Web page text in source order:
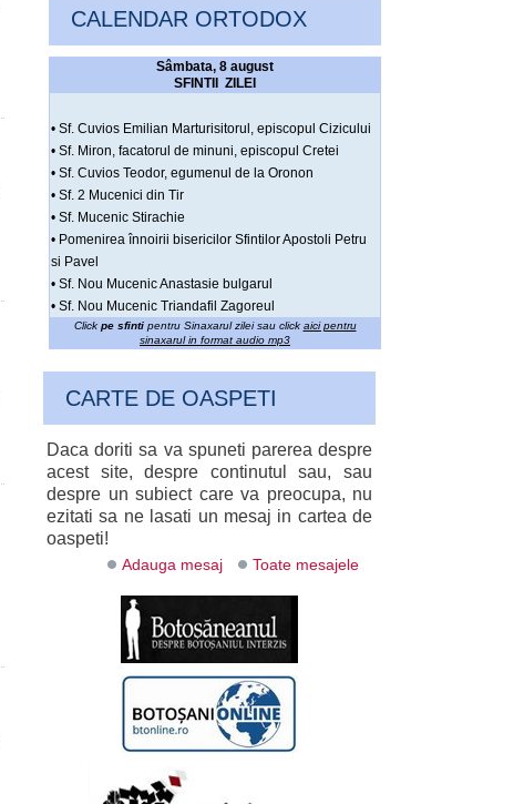
CALENDAR ORTODOX
Sâmbata, 8 august
SFINTII ZILEI
• Sf. Cuvios Emilian Marturisitorul, episcopul Cizicului
• Sf. Miron, facatorul de minuni, episcopul Cretei
• Sf. Cuvios Teodor, egumenul de la Oronon
• Sf. 2 Mucenici din Tir
• Sf. Mucenic Stirachie
• Pomenirea înnoirii bisericilor Sfintilor Apostoli Petru
si Pavel
• Sf. Nou Mucenic Anastasie bulgarul
• Sf. Nou Mucenic Triandafil Zagoreul
Click pe sfintipentru Sinaxarul zilei sau click aici pentru
sinaxarul in format audio mp3
CARTE DE OASPETI
Daca doriti sa va spuneti parerea despre
acest site, despre continutul sau, sau
despre un subiect care va preocupa, nu
ezitati sa ne lasati un mesaj in cartea de
oaspeti!
Adauga mesaj Toate mesajele